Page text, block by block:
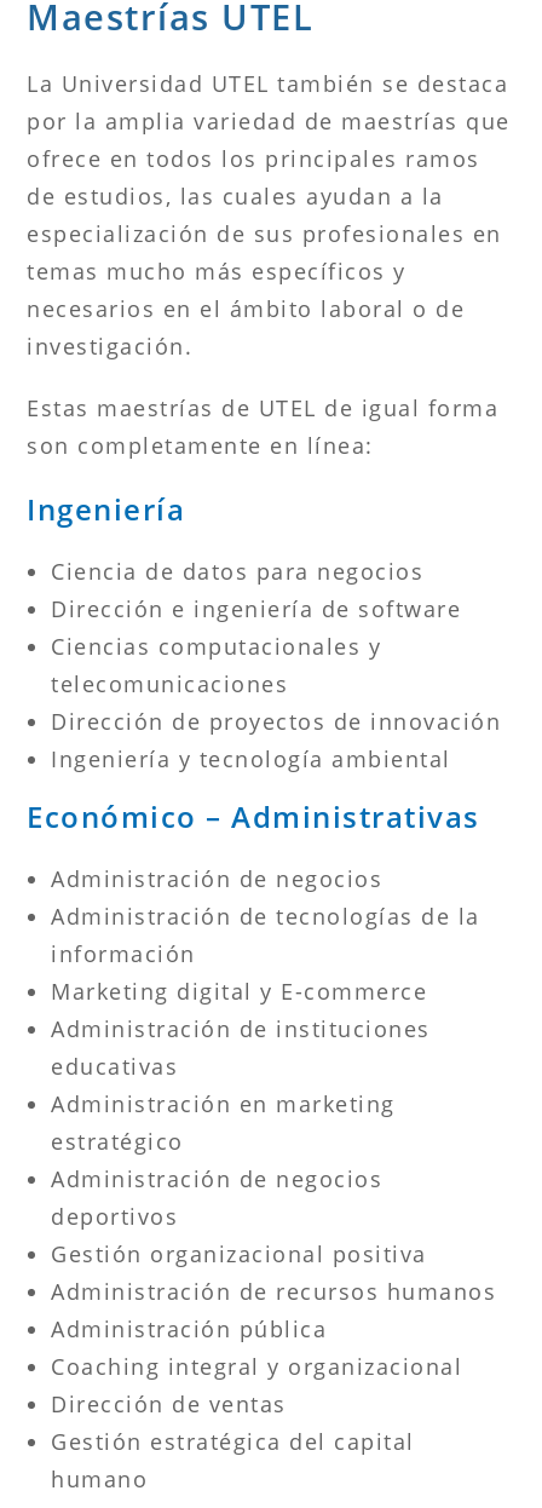
Maestrías UTEL
La Universidad UTEL también se destaca
por la amplia variedad de maestrías que
ofrece en todos los principales ramos
de estudios, las cuales ayudan a la
especialización de sus profesionales en
temas mucho más específicos y
necesarios en el ámbito laboral o de
investigación.
Estas maestrías de UTEL de igual forma
son completamente en línea:
Ingeniería
Ciencia de datos para negocios
Dirección e ingeniería de software
Ciencias computacionales y
telecomunicaciones
Dirección de proyectos de innovación
Ingeniería y tecnología ambiental
Económico – Administrativas
Administración de negocios
Administración de tecnologías de la
información
Marketing digital y E-commerce
Administración de instituciones
educativas
Administración en marketing
estratégico
Administración de negocios
deportivos
Gestión organizacional positiva
Administración de recursos humanos
Administración pública
Coaching integral y organizacional
Dirección de ventas
Gestión estratégica del capital
humano